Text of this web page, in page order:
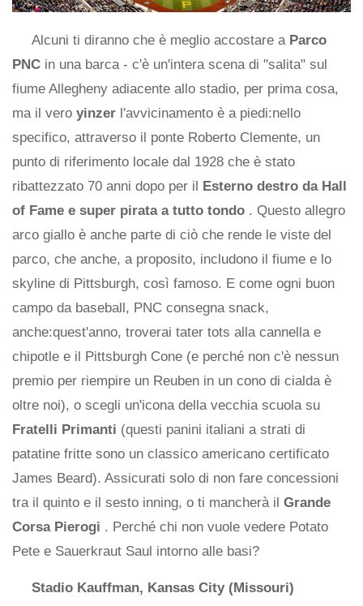
Alcuni ti diranno che è meglio accostare a Parco
PNC in una barca - c'è un'intera scena di "salita" sul
fiume Allegheny adiacente allo stadio, per prima cosa,
ma il vero yinzer l'avvicinamento è a piedi:nello
specifico, attraverso il ponte Roberto Clemente, un
punto di riferimento locale dal 1928 che è stato
ribattezzato 70 anni dopo per il Esterno destro da Hall
of Fame e super pirata a tutto tondo . Questo allegro
arco giallo è anche parte di ciò che rende le viste del
parco, che anche, a proposito, includono il fiume e lo
skyline di Pittsburgh, così famoso. E come ogni buon
campo da baseball, PNC consegna snack,
anche:quest'anno, troverai tater tots alla cannella e
chipotle e il Pittsburgh Cone (e perché non c'è nessun
premio per riempire un Reuben in un cono di cialda è
oltre noi), o scegli un'icona della vecchia scuola su
Fratelli Primanti (questi panini italiani a strati di
patatine fritte sono un classico americano certificato
James Beard). Assicurati solo di non fare concessioni
tra il quinto e il sesto inning, o ti mancherà il Grande
Corsa Pierogi . Perché chi non vuole vedere Potato
Pete e Sauerkraut Saul intorno alle basi?
Stadio Kauffman, Kansas City (Missouri)